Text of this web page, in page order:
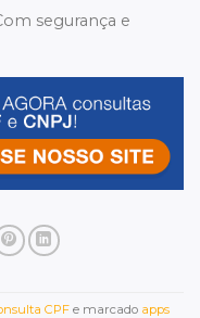
segurança e
CPF e marcado apps